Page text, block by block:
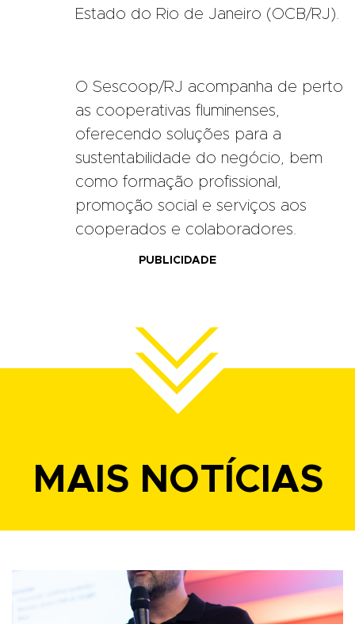
Estado do Rio de Janeiro (OCB/RJ).
O Sescoop/RJ acompanha de perto
as cooperativas fluminenses,
oferecendo soluções para a
sustentabilidade do negócio, bem
como formação profissional,
promoção social e serviços aos
cooperados e colaboradores.
PUBLICIDADE
MAIS NOTÍCIAS